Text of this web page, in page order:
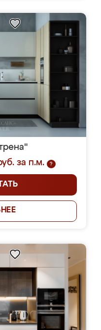
за п.м.
?